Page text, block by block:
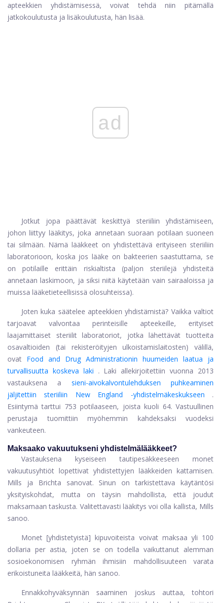
apteekkien yhdistämisessä, voivat tehdä niin pitämällä
jatkokoulutusta ja lisäkoulutusta, hän lisää.
ad
Jotkut jopa päättävät keskittyä steriiliin yhdistämiseen,
johon liittyy lääkitys, joka annetaan suoraan potilaan suoneen
tai silmään. Nämä lääkkeet on yhdistettävä erityiseen steriiliin
laboratorioon, koska jos lääke on bakteerien saastuttama, se
on potilaille erittäin riskialtista (paljon steriilejä yhdisteitä
annetaan laskimoon, ja siksi niitä käytetään vain sairaaloissa ja
muissa lääketieteellisissä olosuhteissa).
Joten kuka säätelee apteekkien yhdistämistä? Vaikka valtiot
tarjoavat valvontaa perinteisille apteekeille, erityiset
laajamittaiset steriilit laboratoriot, jotka lähettävät tuotteita
osavaltioiden (tai rekisteröityjen ulkoistamislaitosten) välillä,
ovat Food and Drug Administrationin huumeiden laatua ja
turvallisuutta koskeva laki . Laki allekirjoitettiin vuonna 2013
vastauksena a
sieni-aivokalvontulehduksen puhkeaminen
jäljitettiin steriiliin New England -yhdistelmäkeskukseen
.
Esiintymä tarttui 753 potilaaseen, joista kuoli 64. Vastuullinen
perustaja tuomittiin myöhemmin kahdeksaksi vuodeksi
vankeuteen.
Maksaako vakuutukseni yhdistelmälääkkeet?
Vastauksena kyseiseen tautipesäkkeeseen monet
vakuutusyhtiöt lopettivat yhdistettyjen lääkkeiden kattamisen.
Mills ja Brichta sanovat. Sinun on tarkistettava käytäntösi
yksityiskohdat, mutta on täysin mahdollista, että joudut
maksamaan taskusta. Valitettavasti lääkitys voi olla kallista, Mills
sanoo.
Monet [yhdistetyistä] kipuvoiteista voivat maksaa yli 100
dollaria per astia, joten se on todella vaikuttanut alemman
sosioekonomisen ryhmän ihmisiin mahdollisuuteen varata
erikoistuneita lääkkeitä, hän sanoo.
Ennakkohyväksynnän saaminen joskus auttaa, tohtori